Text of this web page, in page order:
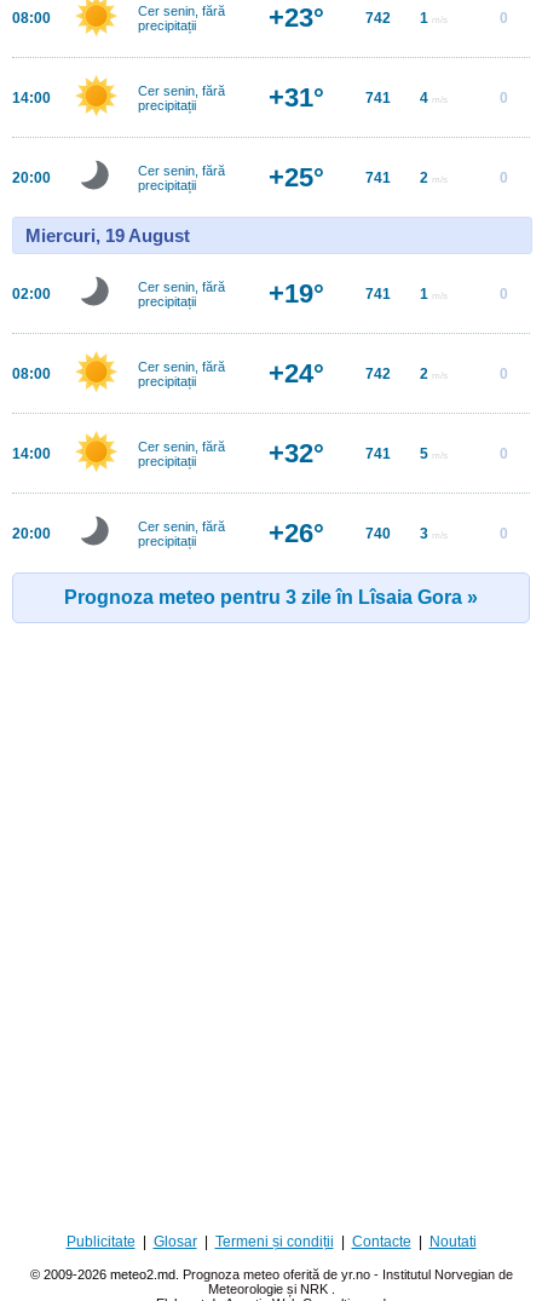
08:00
Cer senin, fără
precipitații
+23° 742 1 m/s 0
14:00
Cer senin, fără
precipitații
+31° 741 4 m/s 0
20:00
Cer senin, fără
precipitații
+25° 741 2 m/s 0
Miercuri, 19 August
02:00
Cer senin, fără
precipitații
+19° 741 1 m/s 0
08:00
Cer senin, fără
precipitații
+24° 742 2 m/s 0
14:00
Cer senin, fără
precipitații
+32° 741 5 m/s 0
20:00
Cer senin, fără
precipitații
+26° 740 3 m/s 0
Prognoza meteo pentru 3 zile în Lîsaia Gora »
Publicitate Glosar| Termeni și condiții Contacte Noutati
© 2009-2026 meteo2.md. Prognoza meteo oferită de yr.no - Institutul Norvegian de
Meteorologie și NRK